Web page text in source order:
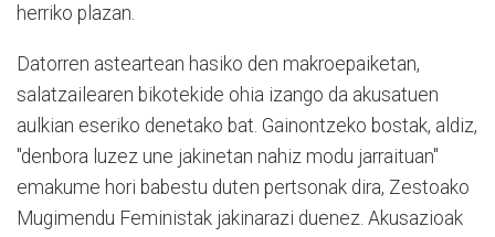
herriko plazan.
Datorren asteartean hasiko den makroepaiketan,
salatzailearen bikotekide ohia izango da akusatuen
aulkian eseriko denetako bat. Gainontzeko bostak, aldiz,
"denbora luzez une jakinetan nahiz modu jarraituan"
emakume hori babestu duten pertsonak dira, Zestoako
Mugimendu Feministak jakinarazi duenez. Akusazioak